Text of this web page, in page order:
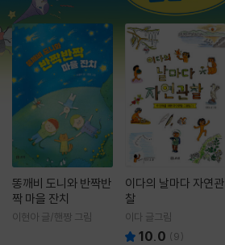
똥깨비 도니와 반짝반
짝 마을 잔치
이현아 글/핸짱 그림
이다의 날마다 자연관
찰
이다 글그림
10.0 (9)